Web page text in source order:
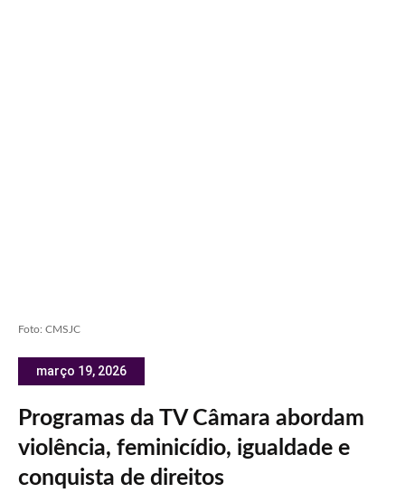
Foto: CMSJC
março 19, 2026
Programas da TV Câmara abordam
violência, feminicídio, igualdade e
conquista de direitos